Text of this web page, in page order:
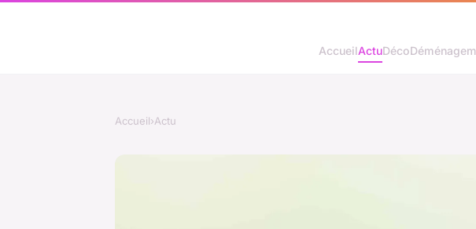
AccueilActuDéco
Accueil›Actu